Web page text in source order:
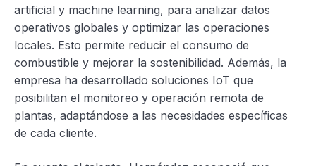
artificial y machine learning, para analizar datos
operativos globales y optimizar las operaciones
locales. Esto permite reducir el consumo de
combustible y mejorar la sostenibilidad. Además, la
empresa ha desarrollado soluciones IoT que
posibilitan el monitoreo y operación remota de
plantas, adaptándose a las necesidades específicas
de cada cliente.